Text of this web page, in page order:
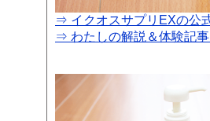
⇒ イクオスサプリEXの公
⇒ わたしの解説＆体験記事